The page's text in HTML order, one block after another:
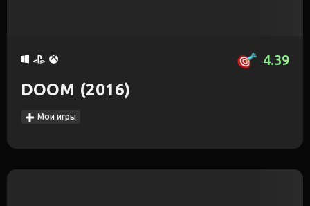
4.39
DOOM (2016)
Мои игры